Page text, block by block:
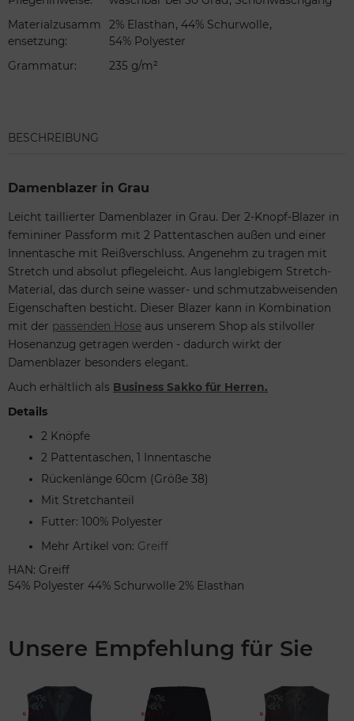
Materialzusamm
ensetzung:
2% Elasthan, 44% Schurwolle,
54% Polyester
Grammatur: 235 g/m²
BESCHREIBUNG
Damenblazer in Grau
Leicht taillierter Damenblazer in Grau. Der 2-Knopf-Blazer in
femininer Passform mit 2 Pattentaschen außen und einer
Innentasche mit Reißverschluss. Angenehm zu tragen mit
Stretch und absolut pflegeleicht. Aus langlebigem Stretch-
Material, das durch seine wasser- und schmutzabweisenden
Eigenschaften besticht. Dieser Blazer kann in Kombination
mit der passenden Hose aus unserem Shop als stilvoller
Hosenanzug getragen werden - dadurch wirkt der
Damenblazer besonders elegant.
Auch erhältlich als Business Sakko für Herren.
Details
2 Knöpfe
2 Pattentaschen, 1 Innentasche
Rückenlänge 60cm (Größe 38)
Mit Stretchanteil
Futter: 100% Polyester
Mehr Artikel von: Greiff
HAN: Greiff
54% Polyester 44% Schurwolle 2% Elasthan
Unsere Empfehlung für Sie